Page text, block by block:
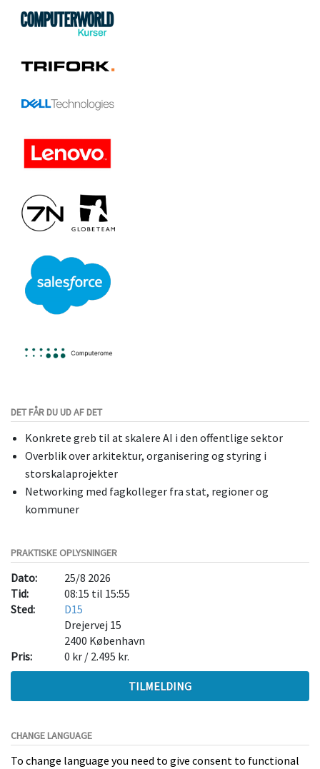
DET FÅR DU UD AF DET
Konkrete greb til at skalere AI i den offentlige sektor
Overblik over arkitektur, organisering og styring i
storskalaprojekter
Networking med fagkolleger fra stat, regioner og
kommuner
PRAKTISKE OPLYSNINGER
Dato:
25/8 2026
Tid:
08:15 til 15:55
Sted:
D15
Drejervej 15
2400 København
Pris:
0 kr / 2.495 kr.
TILMELDING
CHANGE LANGUAGE
To change language you need to give consent to functional